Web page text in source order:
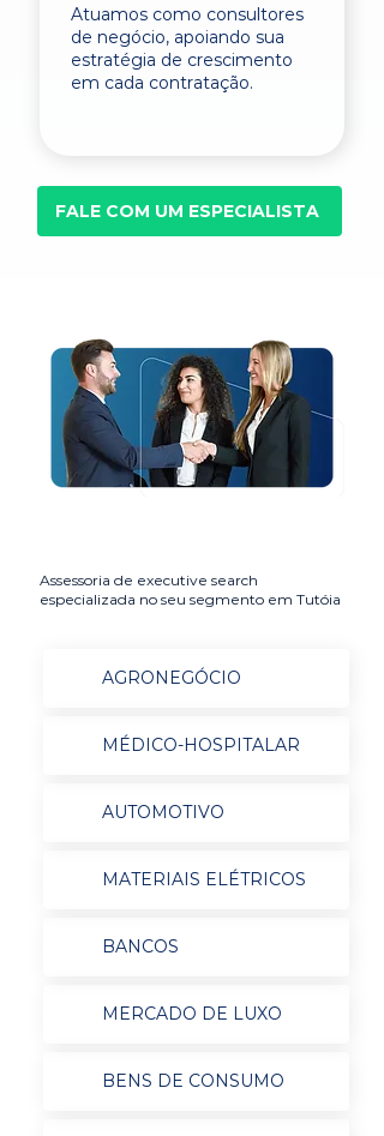
Atuamos como consultores
de negócio, apoiando sua
estratégia de crescimento
em cada contratação.
FALE COM UM ESPECIALISTA
Assessoria de executive search
especializada no seu segmento em Tutóia
AGRONEGÓCIO
MÉDICO-HOSPITALAR
AUTOMOTIVO
MATERIAIS ELÉTRICOS
BANCOS
MERCADO DE LUXO
BENS DE CONSUMO